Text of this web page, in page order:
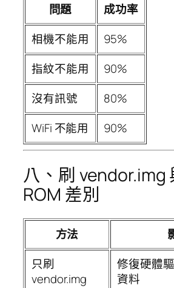
問題
成功率
相機不能用
95%
指紋不能用
90%
沒有訊號
80%
WiFi 不能用
90%
八、刷 vendor.img
ROM 差別
方法
只刷
vendor.img
修復硬體
資料